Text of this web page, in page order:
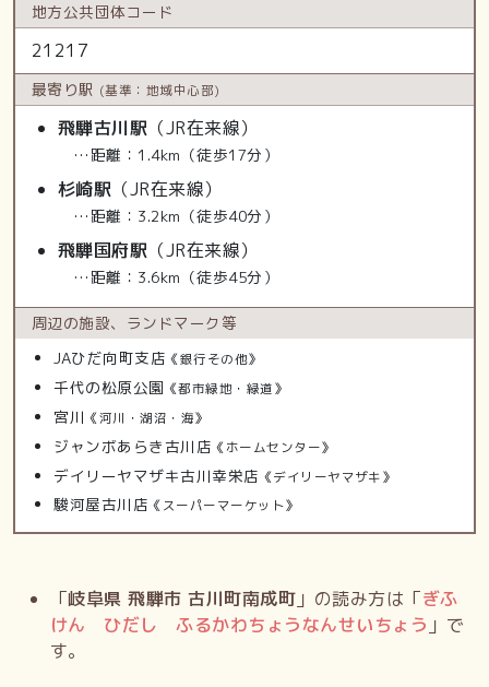
地方公共団体コード
21217
最寄り駅 (基準：地域中心部)
飛騨古川駅 （JR在来線）
…距離：1.4km（徒歩17分）
杉崎駅 （JR在来線）
…距離：3.2km（徒歩40分）
飛騨国府駅 （JR在来線）
…距離：3.6km（徒歩45分）
周辺の施設、 ランドマーク等
JAひだ向町支店 《銀行その他》
千代の松原公園 《都市緑地・緑道》
宮川 《河川・湖沼・海》
ジャンボあらき古川店 《ホームセンター》
デイリーヤマザキ古川幸栄店 《デイリーヤマザキ》
駿河屋古川店 《スーパーマーケット》
「岐阜県 飛騨市 古川町南成町 」の読み方は「ぎふ
けん ひだし ふるかわちょうなんせいちょう 」で
す。